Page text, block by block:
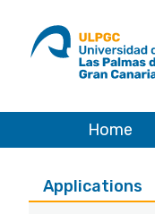
ULPGC
Home
Applications
Aplicaciones
Applications